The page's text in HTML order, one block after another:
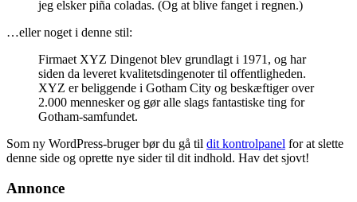
jeg elsker piña coladas. (Og at blive fanget i regnen.)
…eller noget i denne stil:
Firmaet XYZ Dingenot blev grundlagt i 1971, og har
siden da leveret kvalitetsdingenoter til offentligheden.
XYZ er beliggende i Gotham City og beskæftiger over
2.000 mennesker og gør alle slags fantastiske ting for
Gotham-samfundet.
Som ny WordPress-bruger bør du gå til dit kontrolpanel for at slette
denne side og oprette nye sider til dit indhold. Hav det sjovt!
Annonce